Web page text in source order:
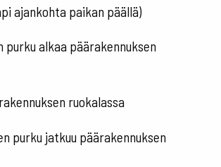
ajankohta paikan päällä)
purku alkaa päärakennuksen
ruokalassa
purku jatkuu päärakennuksen